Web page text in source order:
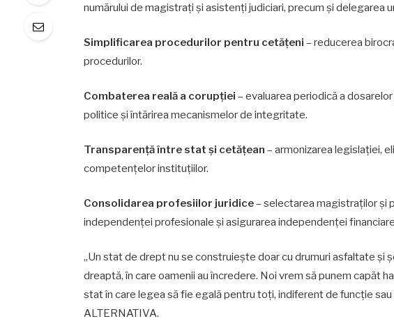
numărului de magistrați și asistenți judiciari, precum și delegarea
Simplificarea procedurilor pentru cetățeni – reducerea
procedurilor.
Combaterea reală a corupției – evaluarea periodică a
politice și întărirea mecanismelor de integritate.
Transparență între stat și cetățean – armonizarea legislației,
competențelor instituțiilor.
Consolidarea profesiilor juridice– selectarea magistraților și
independenței profesionale și asigurarea independenței
„Un stat de drept nu se construiește doar cu drumuri asfaltate și
dreaptă, în care oamenii au încredere. Noi vrem să punem capăt
stat în care legea să fie egală pentru toți, indiferent de funcție sau
ALTERNATIVA.